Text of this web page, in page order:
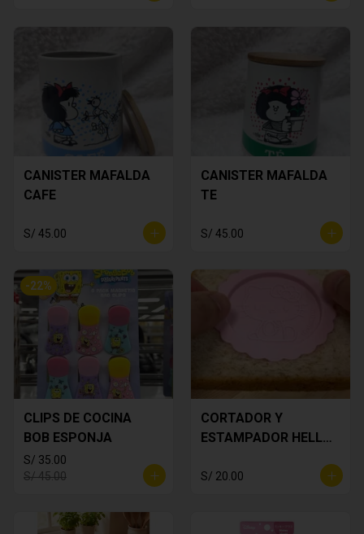
CANISTER MAFALDA
CAFE
S/ 45.00
CANISTER MAFALDA
TE
S/ 45.00
-22%
CLIPS DE COCINA
BOB ESPONJA
S/ 35.00
S/ 45.00
CORTADOR Y
ESTAMPADOR HELLO
S/ 20.00